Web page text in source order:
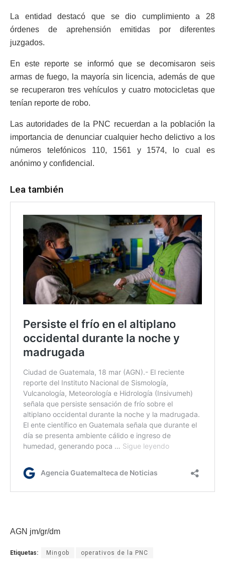
La entidad destacó que se dio cumplimiento a 28
órdenes de aprehensión emitidas por diferentes
juzgados.
En este reporte se informó que se decomisaron seis
armas de fuego, la mayoría sin licencia, además de que
se recuperaron tres vehículos y cuatro motocicletas que
tenían reporte de robo.
Las autoridades de la PNC recuerdan a la población la
importancia de denunciar cualquier hecho delictivo a los
números telefónicos 110, 1561 y 1574, lo cual es
anónimo y confidencial.
Lea también
AGN jm/gr/dm
Etiquetas: Mingob operativos de la PNC